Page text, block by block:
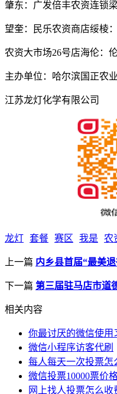
肇东：广发倍丰农资连锁
望奎：民乐农资商店绥棱：
农资大市场26号店海伦：
主办单位：哈尔滨国正农
江苏龙灯化学有限公司
龙灯 套餐 赛区 我是 农
上一篇 内乡县首届“最美
下一篇 第三届驻马店市道
相关内容
你最讨厌的微信使用
微信小程序访客代刷
每人每天一次投票怎
微信投票10000票价
网上找人投票怎么收